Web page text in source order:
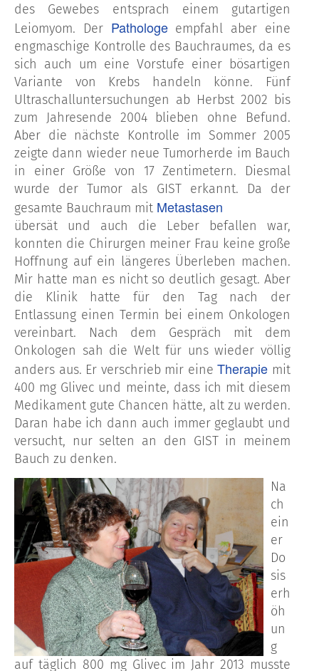
des Gewebes entsprach einem gutartigen
Leiomyom. Der Pathologeempfahl aber eine
engmaschige Kontrolle des Bauchraumes, da es
sich auch um eine Vorstufe einer bösartigen
Variante von Krebs handeln könne. Fünf
Ultraschalluntersuchungen ab Herbst 2002 bis
zum Jahresende 2004 blieben ohne Befund.
Aber die nächste Kontrolle im Sommer 2005
zeigte dann wieder neue Tumorherde im Bauch
in einer Größe von 17 Zentimetern. Diesmal
wurde der Tumor als GIST erkannt. Da der
gesamte Bauchraum mit Metastasen
übersät und auch die Leber befallen war,
konnten die Chirurgen meiner Frau keine große
Hoffnung auf ein längeres Überleben machen.
Mir hatte man es nicht so deutlich gesagt. Aber
die Klinik hatte für den Tag nach der
Entlassung einen Termin bei einem Onkologen
vereinbart. Nach dem Gespräch mit dem
Onkologen sah die Welt für uns wieder völlig
anders aus. Er verschrieb mir eineTherapie mit
400 mg Glivec und meinte, dass ich mit diesem
Medikament gute Chancen hätte, alt zu werden.
Daran habe ich dann auch immer geglaubt und
versucht, nur selten an den GIST in meinem
Bauch zu denken.
Na
ch
ein
er
Do
sis
erh
öh
un
g
auf täglich 800 mg Glivec im Jahr 2013 musste